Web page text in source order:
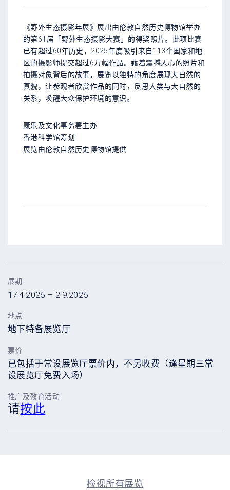
《野外生态摄影年展》展出由伦敦自然历史博物馆举办
的第61届「野外生态摄影大赛」的得奖照片。此项比赛
已有超过60年历史，2025年度吸引来自113个国家和地
区的摄影师提交超过6万幅作品。藉着震撼人心的照片和
拍摄对象背后的故事，展览以独特的角度展现大自然的
真貌，让参观者欣赏作品的同时，反思人类与大自然的
关系，唤醒大众保护环境的意识。
康乐及文化事务署主办
香港科学馆筹划
展览由伦敦自然历史博物馆提供
展期
17.4.2026 – 2.9.2026
地点
地下特备展览厅
票价
已包括于常设展览厅票价内，不另收费（逢星期三常
设展览厅免费入场）
推广及教育活动
请按此
检视所有展览